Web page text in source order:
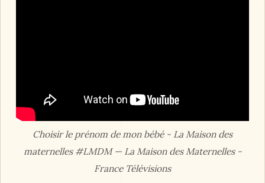
Choisir le prénom de mon bébé - La Maison des
maternelles #LMDM — La Maison des Maternelles -
France Télévisions